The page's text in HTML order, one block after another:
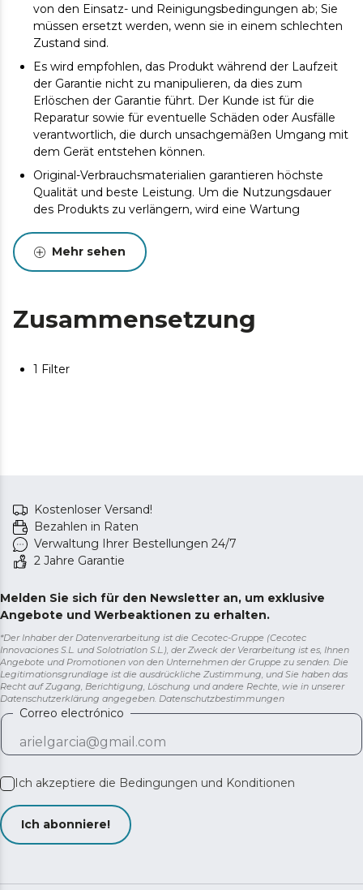
von den Einsatz- und Reinigungsbedingungen ab; Sie
müssen ersetzt werden, wenn sie in einem schlechten
Zustand sind.
Es wird empfohlen, das Produkt während der Laufzeit
der Garantie nicht zu manipulieren, da dies zum
Erlöschen der Garantie führt. Der Kunde ist für die
Reparatur sowie für eventuelle Schäden oder Ausfälle
verantwortlich, die durch unsachgemäßen Umgang mit
dem Gerät entstehen können.
Original-Verbrauchsmaterialien garantieren höchste
Qualität und beste Leistung. Um die Nutzungsdauer
des Produkts zu verlängern, wird eine Wartung
Mehr sehen
Zusammensetzung
1 Filter
Kostenloser Versand!
Bezahlen in Raten
Verwaltung Ihrer Bestellungen 24/7
2 Jahre Garantie
Melden Sie sich für den Newsletter an, um exklusive
Angebote und Werbeaktionen zu erhalten.
*Der Inhaber der Datenverarbeitung ist die Cecotec-Gruppe (Cecotec
Innovaciones S.L. und Solotriatlon S.L.), der Zweck der Verarbeitung ist es, Ihnen
Angebote und Promotionen von den Unternehmen der Gruppe zu senden. Die
Legitimationsgrundlage ist die ausdrückliche Zustimmung, und Sie haben das
Recht auf Zugang, Berichtigung, Löschung und andere Rechte, wie in unserer
Datenschutzerklärung angegeben. Datenschutzbestimmungen
Correo electrónico
Ich akzeptiere die Bedingungen und Konditionen
Ich abonniere!